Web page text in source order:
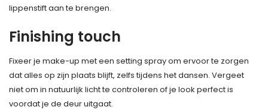
lippenstift aan te brengen.
Finishing touch
Fixeer je make-up met een setting spray om ervoor te zorgen
dat alles op zijn plaats blijft, zelfs tijdens het dansen. Vergeet
niet om in natuurlijk licht te controleren of je look perfect is
voordat je de deur uitgaat.